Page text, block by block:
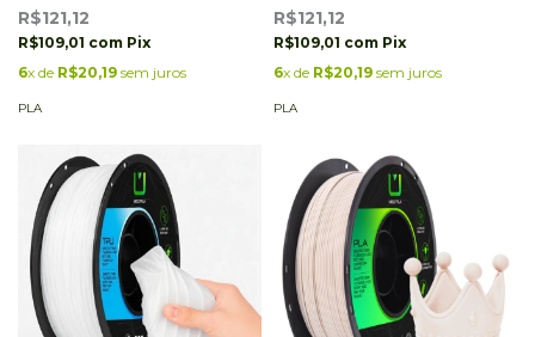
R$121,12
R$109,01 com Pix
6x de R$20,19 sem juros
PLA
R$121,12
R$109,01 com Pix
6x de R$20,19 sem juros
PLA